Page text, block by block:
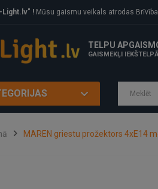
Light.lv" ! Mūsu gaismu veikals atrodas Brīvības
TELPU
GAISMEKĻI
MAREN griestu prožektors 4xE14